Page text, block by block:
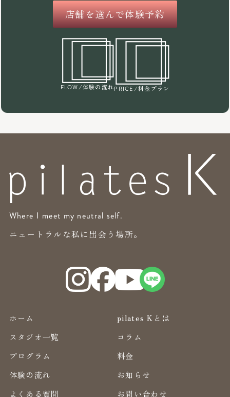
店舗を選んで体験予約
FLOW /体験の流れPRICE /料金プラン
Where I meet my neutral self.
ニュートラルな私に出会う場所。
ホーム
pilates Kとは
スタジオ一覧
コラム
プログラム
料金
体験の流れ
お知らせ
よくある質問
お問い合わせ